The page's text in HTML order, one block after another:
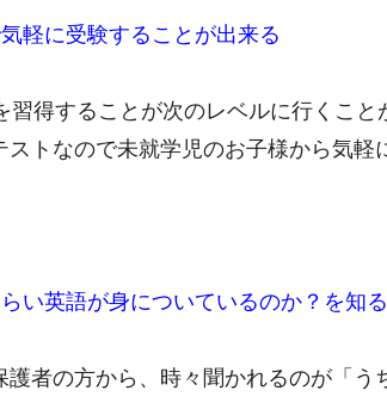
軽に受験することが出来る
習得することが次のレベルに行くこ
ストなので未就学児のお子様から気
い英語が身についているのか？を知
護者の方から、時々聞かれるのが「